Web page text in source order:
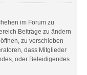
im Forum zu
Beiträge zu ändern
zu verschieben
dass Mitglieder
oder Beleidigendes